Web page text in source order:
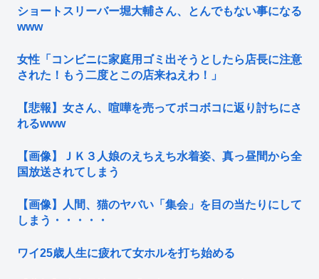
ショートスリーバー堀大輔さん、とんでもない事になる
www
女性「コンビニに家庭用ゴミ出そうとしたら店長に注意
された！もう二度とこの店来ねえわ！」
【悲報】女さん、喧嘩を売ってボコボコに返り討ちにさ
れるwww
【画像】ＪＫ３人娘のえちえち水着姿、真っ昼間から全
国放送されてしまう
【画像】人間、猫のヤバい「集会」を目の当たりにして
しまう・・・・・
ワイ25歳人生に疲れて女ホルを打ち始める